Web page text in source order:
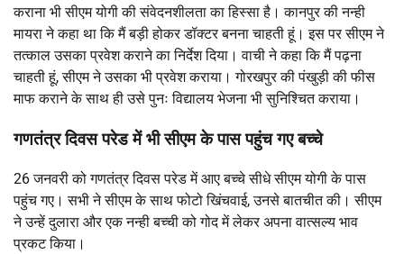
कराना भी सीएम योगी की संवेदनशीलता का हिस्सा है। कानपुर की नन्ही
मायरा ने कहा था कि मैं बड़ी होकर डॉक्टर बनना चाहती हूं। इस पर सीएम ने
तत्काल उसका प्रवेश कराने का निर्देश दिया। वाची ने कहा कि मैं पढ़ना
चाहती हूं, सीएम ने उसका भी प्रवेश कराया। गोरखपुर की पंखुड़ी की फीस
माफ कराने के साथ ही उसे पुनः विद्यालय भेजना भी सुनिश्चित कराया।
गणतंत्र दिवस परेड में भी सीएम के पास पहुंच गए बच्चे
26 जनवरी को गणतंत्र दिवस परेड में आए बच्चे सीधे सीएम योगी के पास
पहुंच गए। सभी ने सीएम के साथ फोटो खिंचवाई, उनसे बातचीत की। सीएम
ने उन्हें दुलारा और एक नन्ही बच्ची को गोद में लेकर अपना वात्सल्य भाव
प्रकट किया।